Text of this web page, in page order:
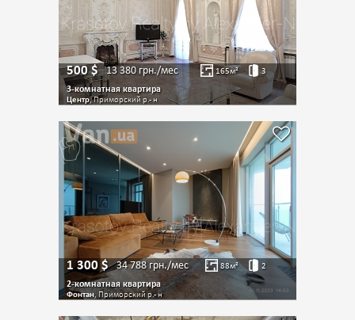
500$ 13 380грн./мес 165м² 3
3-комнатная квартира
Центр, Приморский р.- н
1 300 $ 34 788 грн./мес 88м² 2
2-комнатная квартира
Фонтан, Приморский р.- н